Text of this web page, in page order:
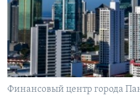
Learning English
СОЦИАЛЬНЫЕ СЕТИ
Финансовый центр города